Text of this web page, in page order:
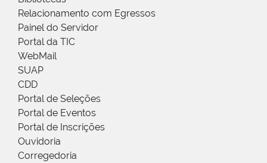
Relacionamento com Egressos
Painel do Servidor
Portal da TIC
WebMail
SUAP
CDD
Portal de Seleções
Portal de Eventos
Portal de Inscrições
Ouvidoria
Corregedoria